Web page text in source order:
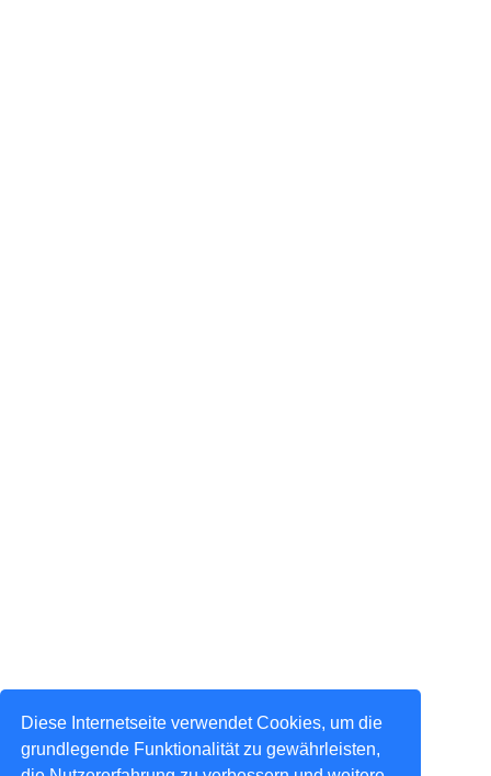
Diese Internetseite verwendet Cookies, um die
grundlegende Funktionalität zu gewährleisten,